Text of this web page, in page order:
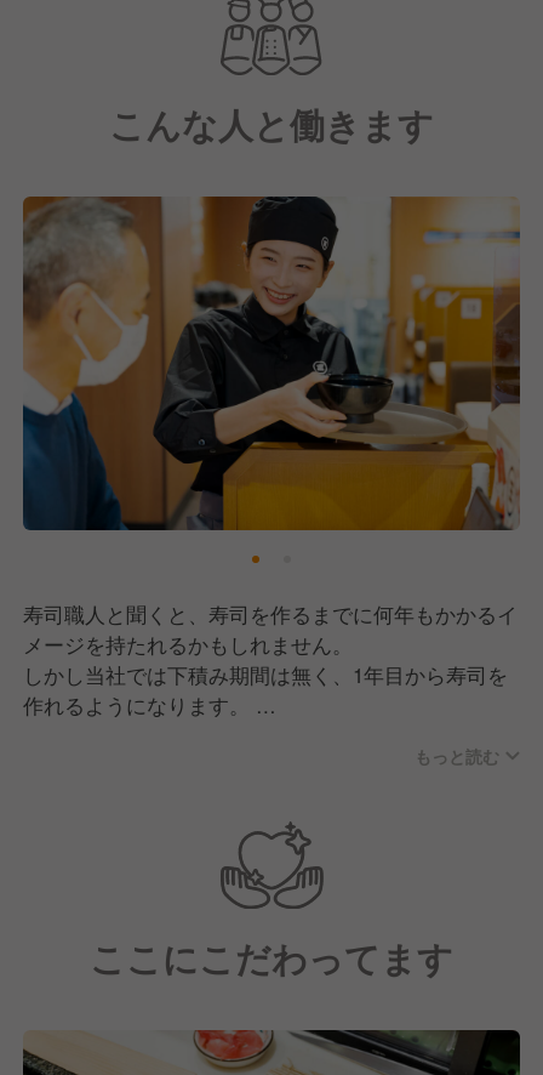
こんな人と働きます
寿司職人と聞くと、寿司を作るまでに何年もかかるイ
メージを持たれるかもしれません。
しかし当社では下積み期間は無く、1年目から寿司を
作れるようになります。
入社後の新人研修は1ヶ月間！研修トレーナーのもと
店舗研修では実践経験を積んでいただき、2ヶ月目に
「包丁を握るのは初めて」「接客が初めて」という人
も、基本的な技術から身につけられる研修です。調理
が得意な方、接客が好きな方、様々な方が活躍できる
最初から出来る人はいません。少しずつ店長への道を
歩んでいきましょう！
もっと読む
ここにこだわってます